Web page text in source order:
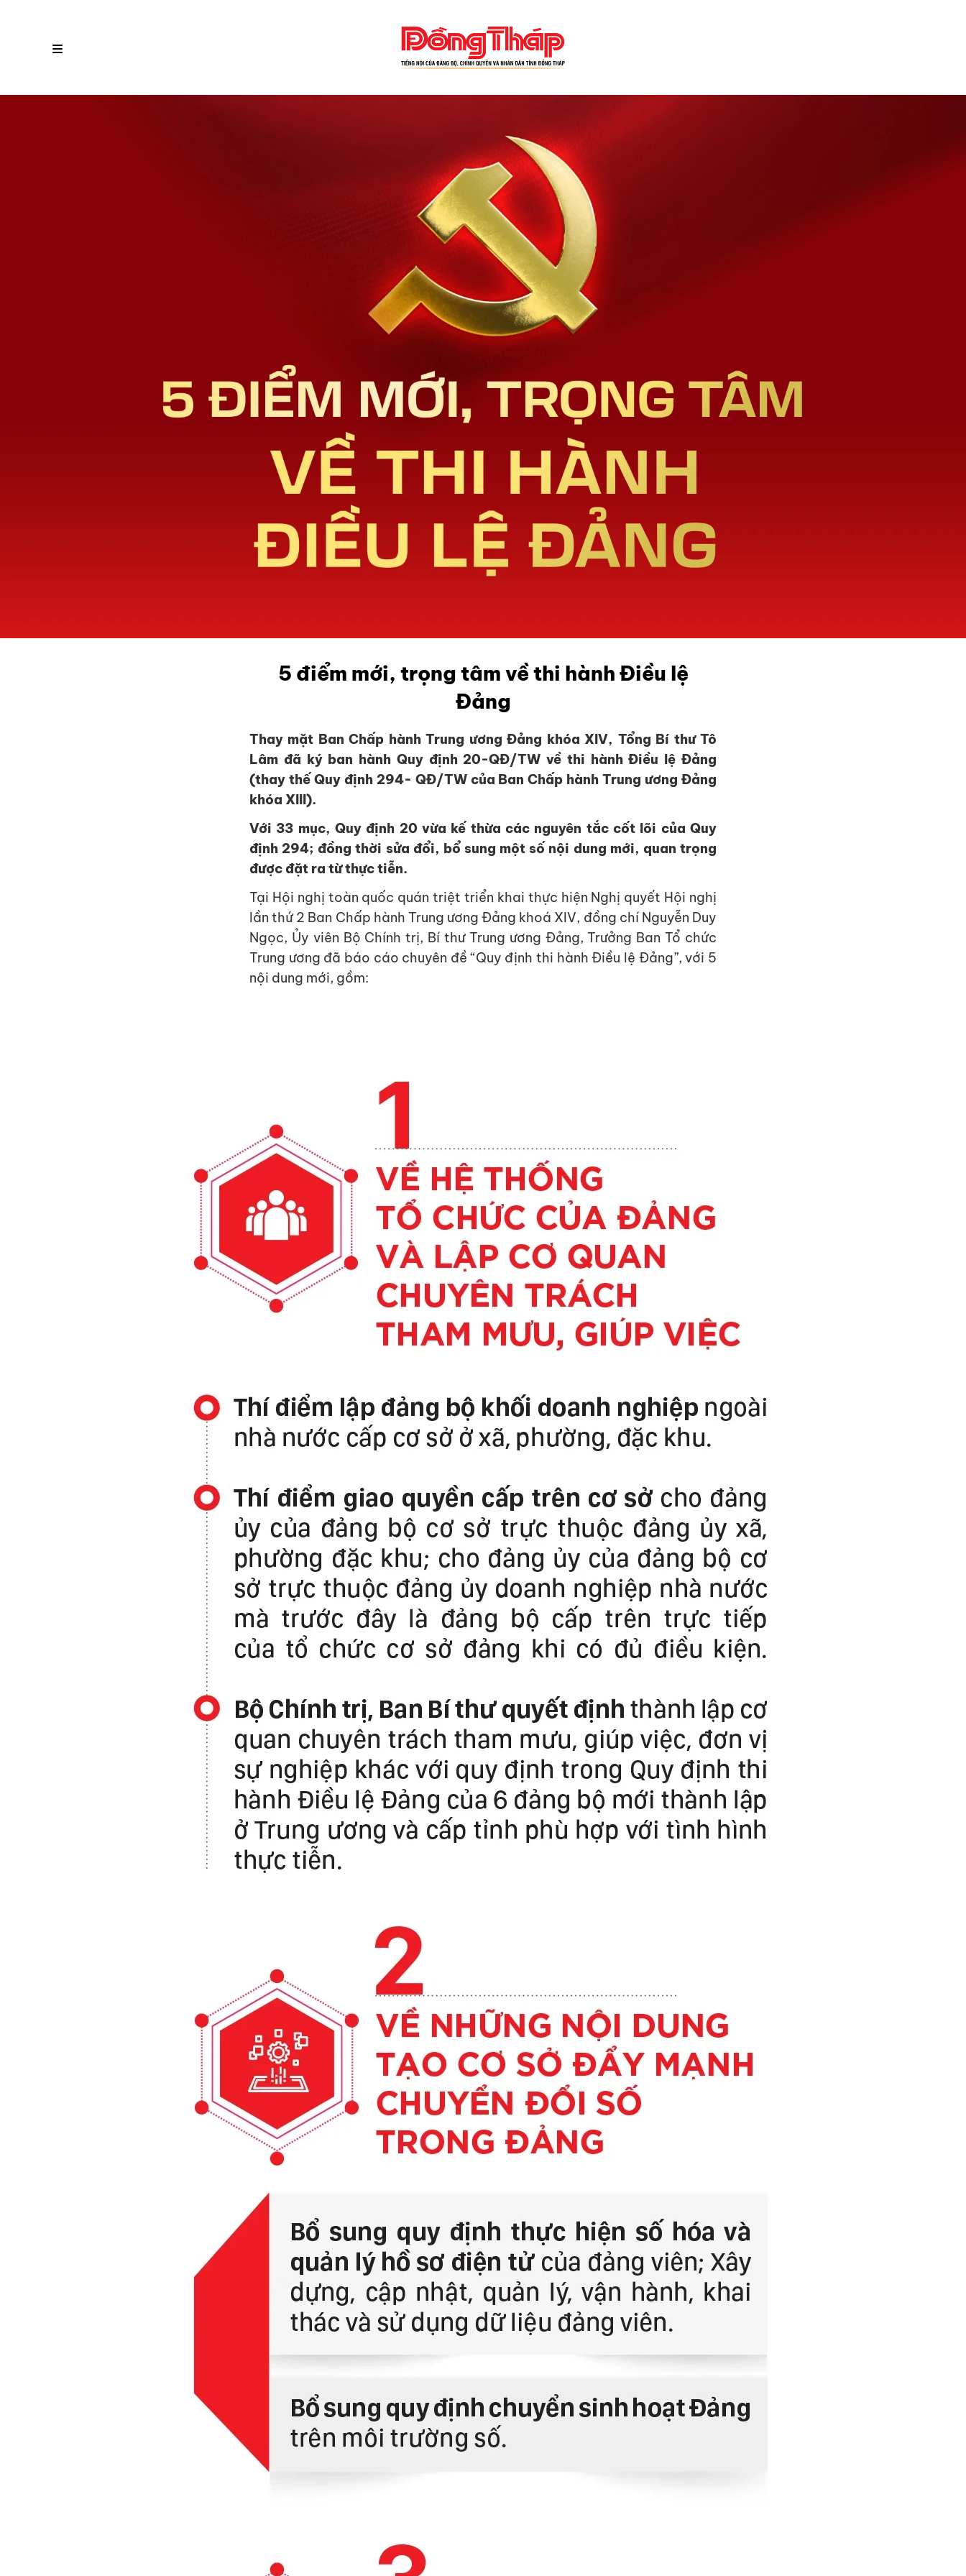
5 điểm mới, trọng tâm về thi hành Điều lệ
Đảng
Thay mặt Ban Chấp hành Trung ương Đảng khóa XIV, Tổng Bí thư Tô
Lâm đã ký ban hành Quy định 20-QĐ/TW về thi hành Điều lệ Đảng
(thay thế Quy định 294- QĐ/TW của Ban Chấp hành Trung ương Đảng
khóa XIII).
Với 33 mục, Quy định 20 vừa kế thừa các nguyên tắc cốt lõi của Quy
định 294; đồng thời sửa đổi, bổ sung một số nội dung mới, quan trọng
được đặt ra từ thực tiễn.
Tại Hội nghị toàn quốc quán triệt triển khai thực hiện Nghị quyết Hội nghị
lần thứ 2 Ban Chấp hành Trung ương Đảng khoá XIV, đồng chí Nguyễn Duy
Ngọc, Ủy viên Bộ Chính trị, Bí thư Trung ương Đảng, Trưởng Ban Tổ chức
Trung ương đã báo cáo chuyên đề “Quy định thi hành Điều lệ Đảng”, với 5
nội dung mới, gồm: